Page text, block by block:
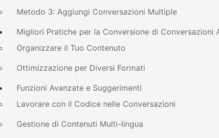
Metodo 3: Aggiungi Conversazioni Multiple
Migliori Pratiche per la Conversione di Conversazioni
Organizzare il Tuo Contenuto
Ottimizzazione per Diversi Formati
Funzioni Avanzate e Suggerimenti
Lavorare con il Codice nelle Conversazioni
Gestione di Contenuti Multi-lingua